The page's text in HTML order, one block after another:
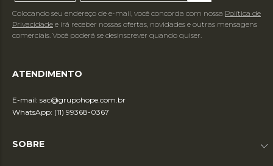
Colocando seu endereço de e-mail, você concorda com nossa Política de
Privacidade e irá receber nossas ofertas, novidades e outras mensagens
comerciais. Você poderá se desinscrever quando quiser.
ATENDIMENTO
E-mail: sac@grupohope.com.br
WhatsApp: (11) 99368-0367
SOBRE